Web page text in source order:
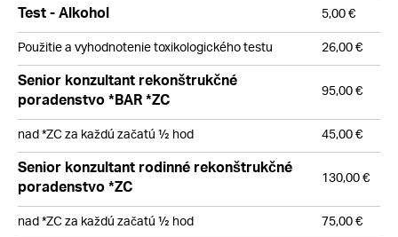
Test - Alkohol
5,00 €
Použitie a vyhodnotenie toxikologického testu
26,00 €
Senior konzultant rekonštrukčné
poradenstvo *BAR *ZC
95,00 €
nad *ZC za každú začatú ½ hod
45,00€
Senior konzultant rodinné rekonštrukčné
poradenstvo *ZC
130,00 €
nad *ZC za každú začatú ½ hod
75,00€